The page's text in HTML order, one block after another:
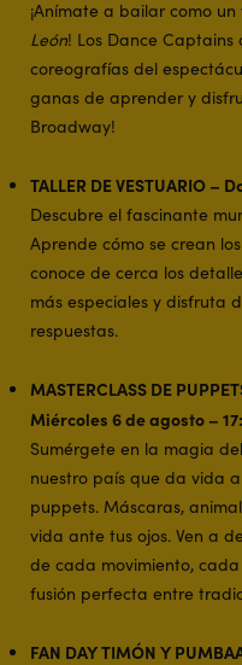
¡Anímate a bailar como
León! Los Dance Captains
coreografías del
ganas de aprender y
Broadway!
TALLER DE VESTUARIO –
Descubre el fascinante
Aprende cómo se crean
conoce de cerca los
más especiales y disfruta
respuestas.
MASTERCLASS DE
Miércoles 6 de agosto –
Sumérgete en la magia
nuestro país que da vida
puppets. Máscaras,
vida ante tus ojos. Ven a
de cada movimiento,
fusión perfecta entre
FAN DAY TIMÓN Y